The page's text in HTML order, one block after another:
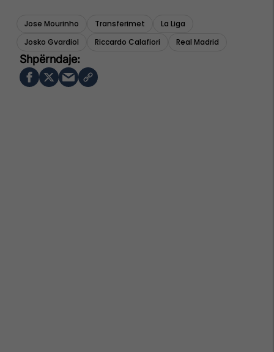
Jose Mourinho Transferimet
La Liga
Josko Gvardiol
Riccardo Calafiori Real Madrid